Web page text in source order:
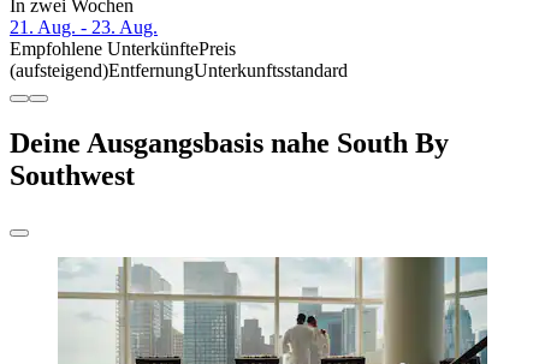
In zwei Wochen
21. Aug. - 23. Aug.
Empfohlene UnterkünftePreis
(aufsteigend)EntfernungUnterkunftsstandard
Deine Ausgangsbasis nahe South By
Southwest